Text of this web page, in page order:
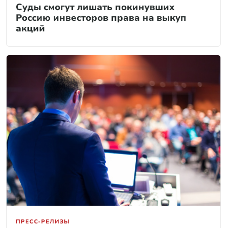
Суды смогут лишать покинувших
Россию инвесторов права на выкуп
акций
ПРЕСС-РЕЛИЗЫ